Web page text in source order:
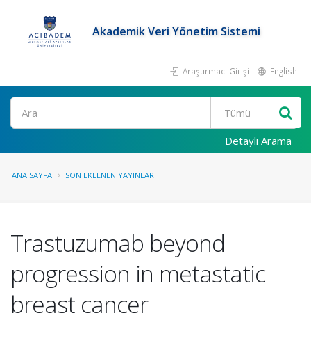
Akademik Veri Yönetim Sistemi
Araştırmacı Girişi English
Ara
Detaylı Arama
ANA SAYFA SON EKLENEN YAYINLAR
Trastuzumab beyond
progression in metastatic
breast cancer